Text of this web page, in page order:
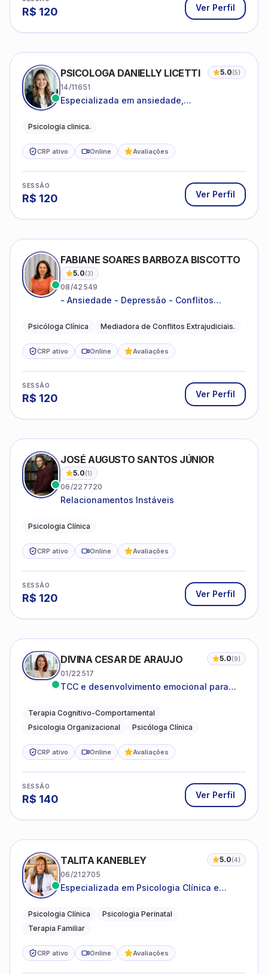
R$ 120 Ver Perfil
PSICOLOGA DANIELLY LICETTI 5.0(5)
14/11651
Especializada em ansiedade,
Psicologia clinica.
CRP ativo Online Avaliações
SESSÃO
R$ 120 Ver Perfil
FABIANE SOARES BARBOZA BISCOTTO
5.0(3)
08/42549
- Ansiedade - Depressão - Conflitos
relacionamentos - Autoestima -
Psicóloga Clínica Mediadora de Conflitos Extrajudiciais.
CRP ativo Online Avaliações
SESSÃO
R$ 120 Ver Perfil
JOSÉ AUGUSTO SANTOS JÚNIOR
5.0(1)
06/227720
Relacionamentos Instáveis
Psicologia Clínica
CRP ativo Online Avaliações
SESSÃO
R$ 120 Ver Perfil
DIVINA CESAR DE ARAUJO 5.0(9)
01/22517
TCC e desenvolvimento emocional para
Terapia Cognitivo-Comportamental
Psicologia Organizacional
Psicóloga Clínica
CRP ativo Online Avaliações
SESSÃO
R$ 140 Ver Perfil
TALITA KANEBLEY 5.0(4)
06/212705
Especializada em Psicologia Clínica e
famílias
Psicologia Clínica
Psicologia Perinatal
Terapia Familiar
CRP ativo Online Avaliações